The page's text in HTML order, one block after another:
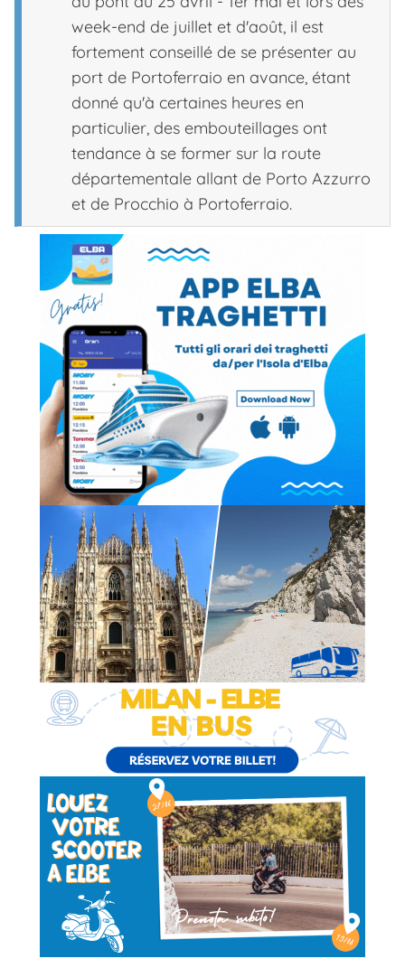
week-end de juillet et d'août, il est
fortement conseillé de se présenter au
port de Portoferraio en avance, étant
donné qu'à certaines heures en
particulier, des embouteillages ont
tendance à se former sur la route
départementale allant de Porto Azzurro
et de Procchio à Portoferraio.